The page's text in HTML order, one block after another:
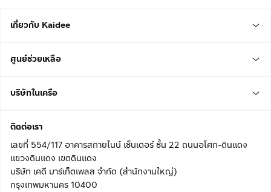
เกี่ยวกับ Kaidee
ศูนย์ช่วยเหลือ
บริษัทในเครือ
ติดต่อเรา
เลขที่ 554/117 อาคารสกายไนน์ เซ็นเตอร์ ชั้น 22 ถนนอโศก-ดินแดง
แขวงดินแดง เขตดินแดง
บริษัท เคดี มาร์เก็ตเพลส จำกัด (สำนักงานใหญ่)
กรุงเทพมหานคร 10400